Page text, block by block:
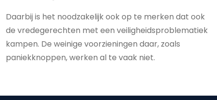
Daarbij is het noodzakelijk ook op te merken dat ook
de vredegerechten met een veiligheidsproblematiek
kampen. De weinige voorzieningen daar, zoals
paniekknoppen, werken al te vaak niet.